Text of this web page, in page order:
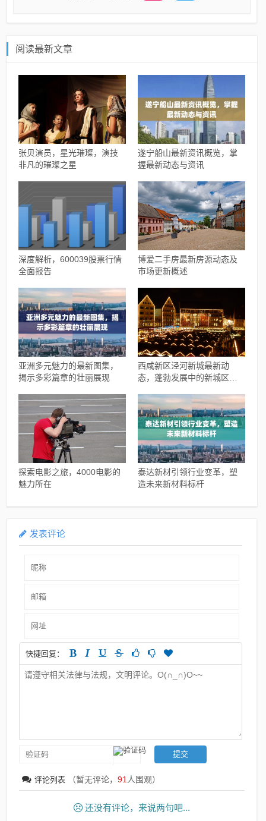
阅读最新文章
张贝演员，星光璀璨，演技
非凡的璀璨之星
遂宁船山最新资讯概览，掌
握最新动态与资讯
深度解析，600039股票行情
全面报告
博爱二手房最新房源动态及
市场更新概述
亚洲多元魅力的最新图集，
揭示多彩篇章的壮丽展现
西咸新区泾河新城最新动
态，蓬勃发展中的新城区瞩
探索电影之旅，4000电影的
魅力所在
泰达新材引领行业变革，塑
造未来新材料标杆
发表评论
快捷回复：
评论列表 （暂无评论，91 人围观）
还没有评论，来说两句吧...